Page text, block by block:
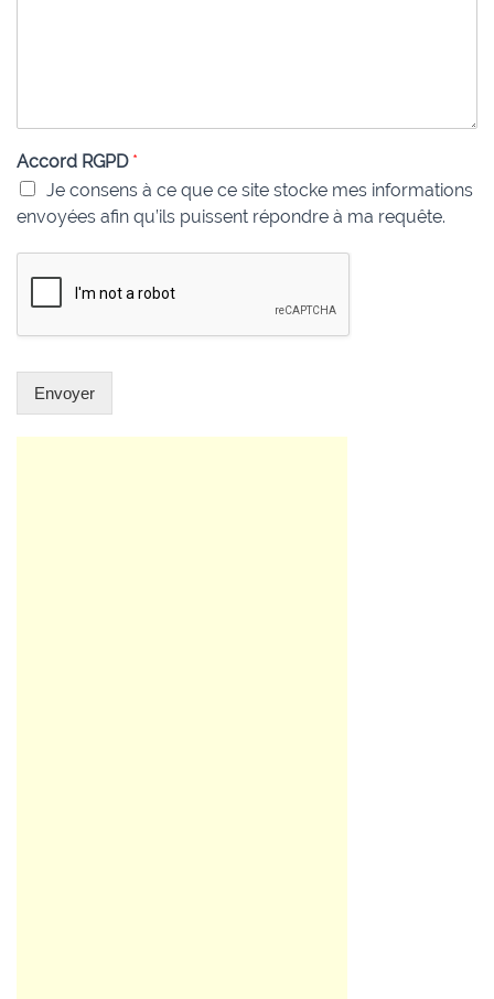
Accord RGPD *
Je consens à ce que ce site stocke mes informations
envoyées afin qu’ils puissent répondre à ma requête.
Envoyer